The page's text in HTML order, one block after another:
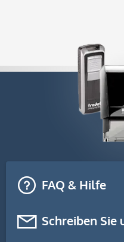
FAQ & Hilfe
Schreiben Sie